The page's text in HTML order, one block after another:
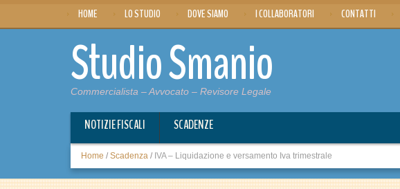
HOME LO STUDIO DOVE SIAMO I COLLABORATORI CONTATTI
Studio Smanio
Commercialista – Avvocato – Revisore Legale
NOTIZIE FISCALI SCADENZE
Home / Scadenza / IVA – Liquidazione e versamento Iva trimestrale